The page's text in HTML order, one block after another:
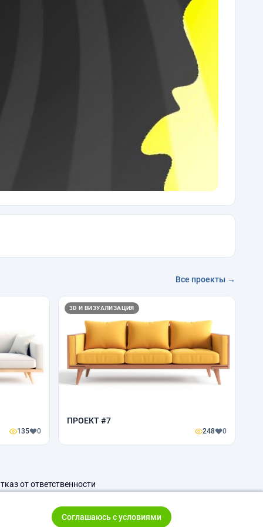
Все проекты →
135 0
3D И ВИЗУАЛИЗАЦИЯ
ПРОЕКТ #7
248 0
от ответственности
Соглашаюсь с условиями